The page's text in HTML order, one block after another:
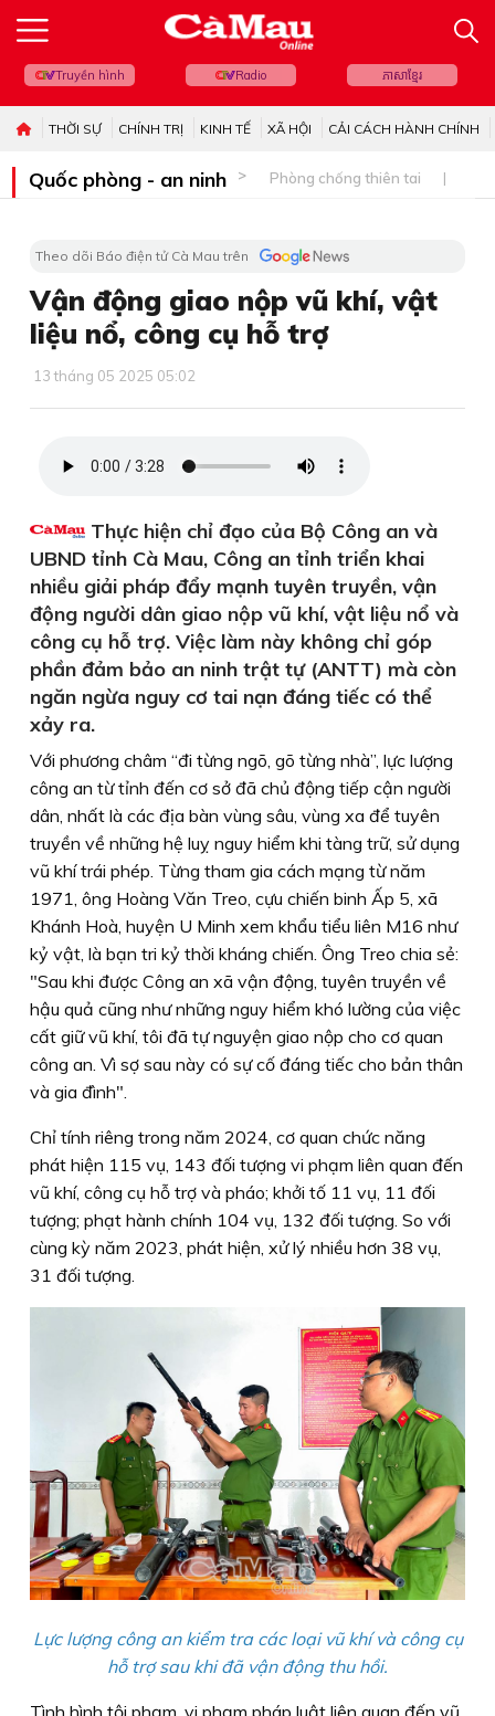
Truyền hình Radio ភាសាខ្មែរ
THỜI SỰ CHÍNH TRỊ KINH TẾ XÃ HỘI CẢI CÁCH HÀNH CHÍNH
Quốc phòng - an ninh Phòng chống thiên tai
Theo dõi Báo điện tử Cà Mau trên
Vận động giao nộp vũ khí, vật
liệu nổ, công cụ hỗ trợ
13 tháng 05 2025 05:02
Thực hiện chỉ đạo của Bộ Công an và
UBND tỉnh Cà Mau, Công an tỉnh triển khai
nhiều giải pháp đẩy mạnh tuyên truyền, vận
động người dân giao nộp vũ khí, vật liệu nổ và
công cụ hỗ trợ. Việc làm này không chỉ góp
phần đảm bảo an ninh trật tự (ANTT) mà còn
ngăn ngừa nguy cơ tai nạn đáng tiếc có thể
xảy ra.
Với phương châm “đi từng ngõ, gõ từng nhà”, lực lượng
công an từ tỉnh đến cơ sở đã chủ động tiếp cận người
dân, nhất là các địa bàn vùng sâu, vùng xa để tuyên
truyền về những hệ luỵ nguy hiểm khi tàng trữ, sử dụng
vũ khí trái phép. Từng tham gia cách mạng từ năm
1971, ông Hoàng Văn Treo, cựu chiến binh Ấp 5, xã
Khánh Hoà, huyện U Minh xem khẩu tiểu liên M16 như
kỷ vật, là bạn tri kỷ thời kháng chiến. Ông Treo chia sẻ:
"Sau khi được Công an xã vận động, tuyên truyền về
hậu quả cũng như những nguy hiểm khó lường của việc
cất giữ vũ khí, tôi đã tự nguyện giao nộp cho cơ quan
công an. Vì sợ sau này có sự cố đáng tiếc cho bản thân
và gia đình".
Chỉ tính riêng trong năm 2024, cơ quan chức năng
phát hiện 115 vụ, 143 đối tượng vi phạm liên quan đến
vũ khí, công cụ hỗ trợ và pháo; khởi tố 11 vụ, 11 đối
tượng; phạt hành chính 104 vụ, 132 đối tượng. So với
cùng kỳ năm 2023, phát hiện, xử lý nhiều hơn 38 vụ,
31 đối tượng.
Lực lượng công an kiểm tra các loại vũ khí và công cụ
hỗ trợ sau khi đã vận động thu hồi.